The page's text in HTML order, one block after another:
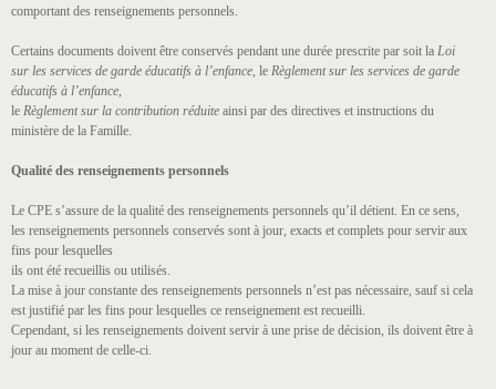
comportant des renseignements personnels.
Certains documents doivent être conservés pendant une durée prescrite par soit la Loi
sur les services de garde éducatifs à l’enfance, le Règlement sur les services de garde
éducatifs à l’enfance,
le Règlement sur la contribution réduite ainsi par des directives et instructions du
ministère de la Famille.
Qualité des renseignements personnels
Le CPE s’assure de la qualité des renseignements personnels qu’il détient. En ce sens,
les renseignements personnels conservés sont à jour, exacts et complets pour servir aux
fins pour lesquelles
ils ont été recueillis ou utilisés.
La mise à jour constante des renseignements personnels n’est pas nécessaire, sauf si cela
est justifié par les fins pour lesquelles ce renseignement est recueilli.
Cependant, si les renseignements doivent servir à une prise de décision, ils doivent être à
jour au moment de celle-ci.